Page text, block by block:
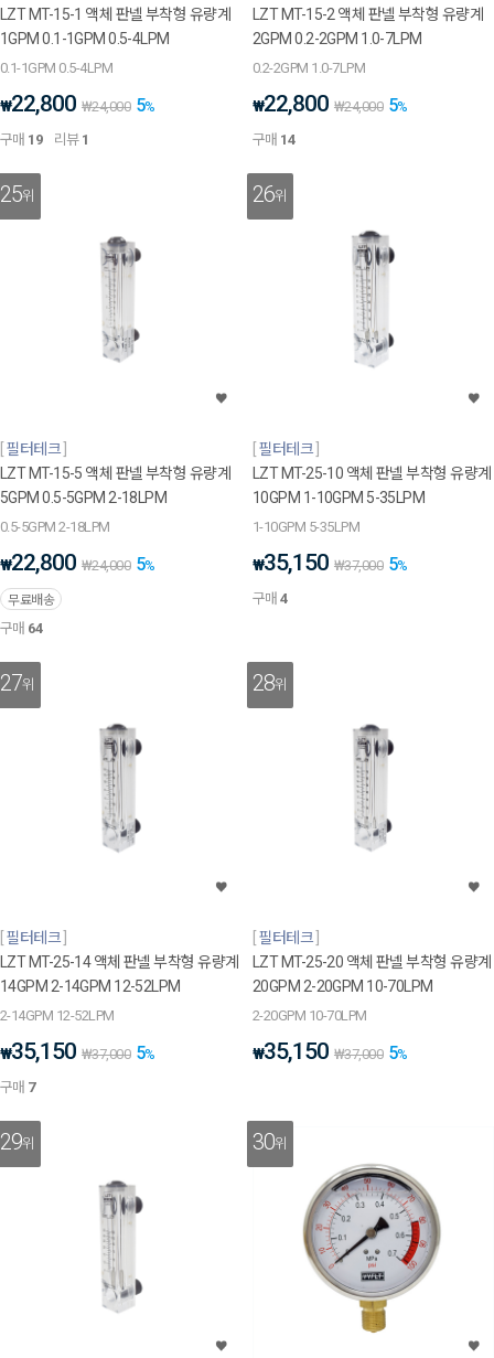
LZT MT-15-1 액체 판넬 부착형 유량계
1GPM 0.1-1GPM 0.5-4LPM
0.1-1GPM 0.5-4LPM
₩22,800 ₩24,000 5%
구매 19 리뷰 1
LZT MT-15-2 액체 판넬 부착형 유량계
2GPM 0.2-2GPM 1.0-7LPM
0.2-2GPM 1.0-7LPM
₩22,800 ₩24,000 5%
구매 14
25위
필터테크
LZT MT-15-5 액체 판넬 부착형 유량계
5GPM 0.5-5GPM 2-18LPM
0.5-5GPM 2-18LPM
₩22,800 ₩24,000 5%
무료배송
구매 64
26위
필터테크
LZT MT-25-10 액체 판넬 부착형 유량계
10GPM 1-10GPM 5-35LPM
1-10GPM 5-35LPM
₩35,150 ₩37,000 5%
구매4
27위
필터테크
LZT MT-25-14 액체 판넬 부착형 유량계
14GPM 2-14GPM 12-52LPM
2-14GPM 12-52LPM
₩35,150 ₩37,000 5%
구매 7
28위
필터테크
LZT MT-25-20 액체 판넬 부착형 유량계
20GPM 2-20GPM 10-70LPM
2-20GPM 10-70LPM
₩35,150 ₩37,000 5%
29위 30위